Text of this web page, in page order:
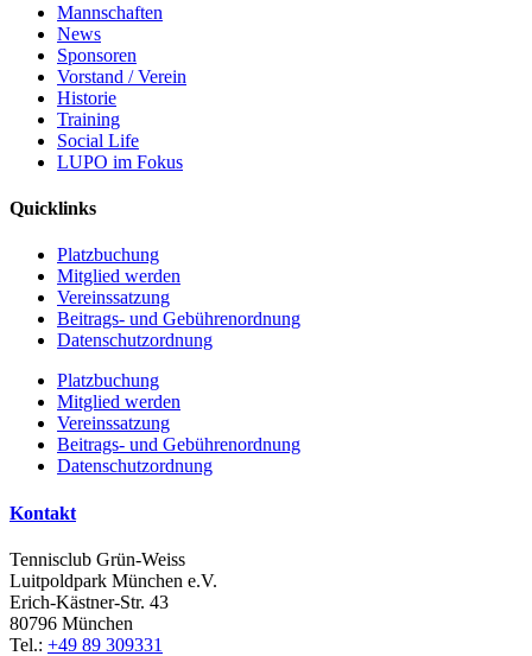
Mannschaften
News
Sponsoren
Vorstand / Verein
Historie
Training
Social Life
LUPO im Fokus
Quicklinks
Platzbuchung
Mitglied werden
Vereinssatzung
Beitrags- und Gebührenordnung
Datenschutzordnung
Platzbuchung
Mitglied werden
Vereinssatzung
Beitrags- und Gebührenordnung
Datenschutzordnung
Kontakt
Tennisclub Grün-Weiss
Luitpoldpark München e.V.
Erich-Kästner-Str. 43
80796 München
Tel.: +49 89 309331